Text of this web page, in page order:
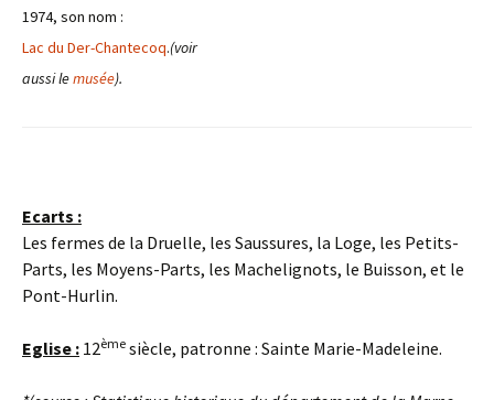
1974, son nom :
Lac du Der-Chantecoq.(voir
aussi lemusée).
Ecarts :
Les fermes de la Druelle, les Saussures, la Loge, les Petits-
Parts, les Moyens-Parts, les Machelignots, le Buisson, et le
Pont-Hurlin.
Eglise : 12ème siècle, patronne : Sainte Marie-Madeleine.